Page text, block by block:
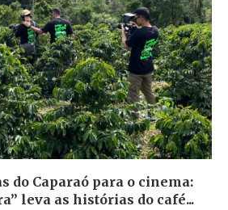
do Caparaó para o cinema:
leva as histórias do café...